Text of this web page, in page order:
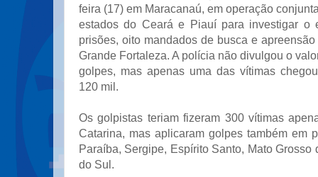
feira (17) em Maracanaú, em operação
estados do Ceará e Piauí para investigar o
prisões, oito mandados de busca e
Grande Fortaleza. A polícia não divulgou o
golpes, mas apenas uma das vítimas
120 mil.
Os golpistas teriam fizeram 300 vítimas
Catarina, mas aplicaram golpes também em
Paraíba, Sergipe, Espírito Santo, Mato Grosso
do Sul.